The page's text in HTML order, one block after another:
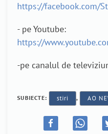
https://facebook.com/
- pe Youtube:
https://
-pe canalul de
SUBIECTE: stiri , AO